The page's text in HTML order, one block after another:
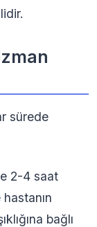
sürede
2-4 saat
bağlı